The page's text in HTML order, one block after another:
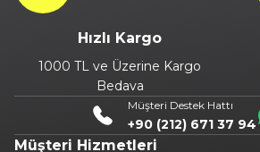
Hızlı Kargo
1000 TL ve Üzerine Kargo
Bedava
Müşteri Destek Hattı
+90 (212) 671 37 94
Müşteri Hizmetleri